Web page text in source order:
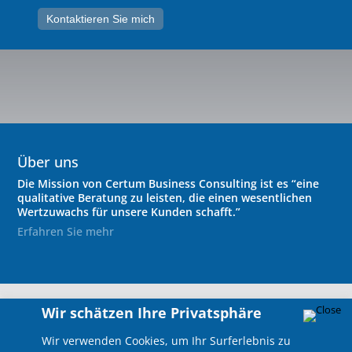
Wir schätzen Ihre Privatsphäre
Wir verwenden Cookies, um Ihr Surferlebnis zu
Kontaktieren Sie mich
Über uns
Die Mission von Certum Business Consulting ist es “eine
qualitative Beratung zu leisten, die einen wesentlichen
Wertzuwachs für unsere Kunden schafft.”
Erfahren Sie mehr